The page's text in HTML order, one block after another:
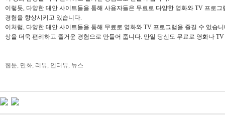
이렇듯, 다양한 대안 사이트들을 통해 사용자들은 무료로 다양한 영화와 TV 프로
경험을 향상시키고 있습니다.
이처럼, 다양한 대안 사이트들을 통해 무료로 영화와 TV 프로그램을 즐길 수 있습
상을 더욱 편리하고 즐거운 경험으로 만들어 줍니다. 만일 당신도 무료로 영화나
웹툰, 만화, 리뷰, 인터뷰, 뉴스